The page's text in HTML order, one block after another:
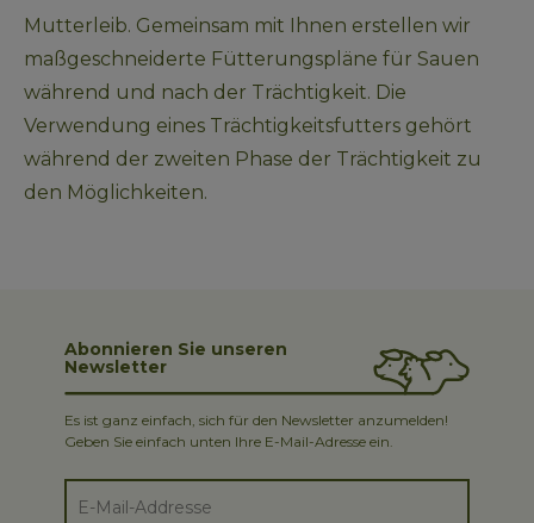
Mutterleib. Gemeinsam mit Ihnen erstellen wir
maßgeschneiderte Fütterungspläne für Sauen
während und nach der Trächtigkeit. Die
Verwendung eines Trächtigkeitsfutters gehört
während der zweiten Phase der Trächtigkeit zu
den Möglichkeiten.
Abonnieren Sie unseren
Newsletter
Es ist ganz einfach, sich für den Newsletter anzumelden!
Geben Sie einfach unten Ihre E-Mail-Adresse ein.